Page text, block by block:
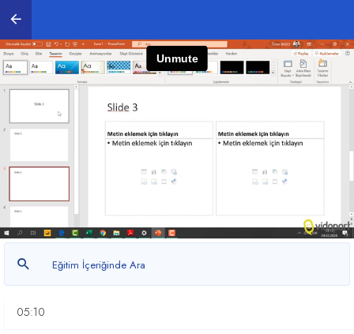
1. Adım Adım PowerPoint Kullanmayı Öğrenmek
0/ 27
PowerPoint Ortamını Tanımak
01:50
Slaytları Ekleme, Silme, Çoğaltma
Slayt Tasarımları ile Çalışmak
03:43
Metin Kutuları ile Çalışmak
04:07
05:10